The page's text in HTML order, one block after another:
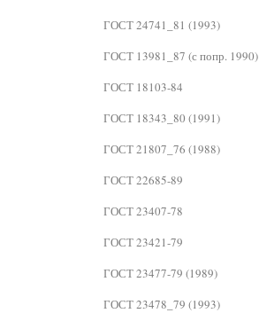
ГОСТ 24741_81 (1993)
ГОСТ 13981_87 (с попр. 1990)
ГОСТ 18103-84
ГОСТ 18343_80 (1991)
ГОСТ 21807_76 (1988)
ГОСТ 22685-89
ГОСТ 23407-78
ГОСТ 23421-79
ГОСТ 23477-79 (1989)
ГОСТ 23478_79 (1993)